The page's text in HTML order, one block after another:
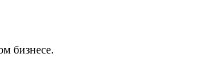
бизнесе.